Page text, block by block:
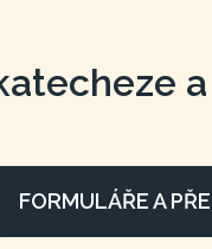
FORMULÁŘE A